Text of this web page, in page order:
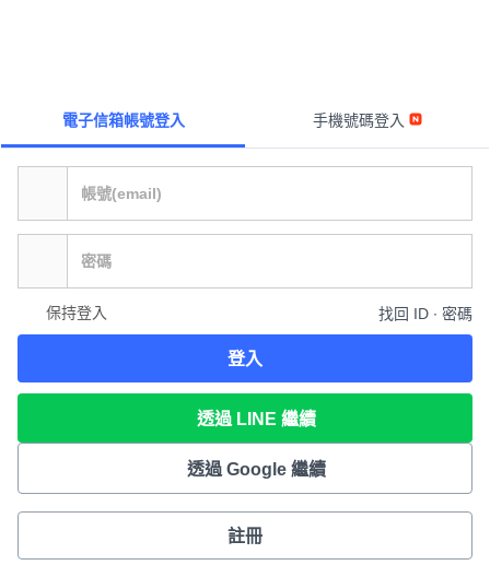
電子信箱帳號登入 手機號碼登入
保持登入 找回 ID ∙ 密碼
登入
透過 LINE 繼續
透過 Google 繼續
註冊